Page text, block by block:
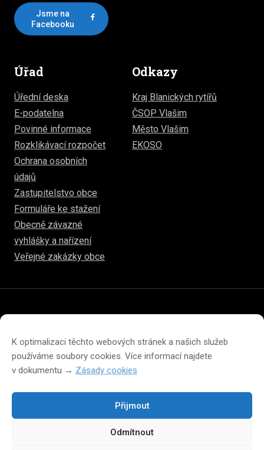
K optimalizaci těchto webových stránek a našich služeb
používáme soubory cookies. Více informací najdete
v dokumentu → Zásady cookies
Přijmout
Odmítnout
Jsme na
Facebooku
Úřad
Úřední deska
E-podatelna
Povinné informace
Rozklikávací rozpočet
Ochrana osobních
údajů
Zastupitelstvo obce
Formuláře ke stažení
Obecně závazné
vyhlášky a nařízení
Veřejné zakázky obce
Odkazy
Kraj Blanických rytířů
ČSOP Vlašim
Město Vlašim
EKOSO
Prohlášení o přístupnosti
Prohlášení o ochraně soukromí
Zásady cookies (EU)
Změna velikosti písma na webu